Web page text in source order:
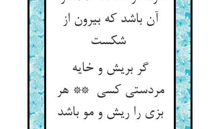
آن باشد که بیرون از
شکست
گر بریش و خایه
مردستی کسی ** هر
بزی را ریش و مو باشد